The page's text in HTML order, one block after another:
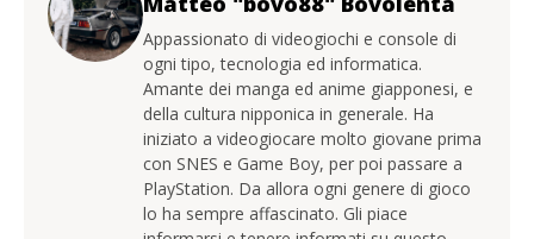
Appassionato di videogiochi e console di
ogni tipo, tecnologia ed informatica.
Amante dei manga ed anime giapponesi, e
della cultura nipponica in generale. Ha
iniziato a videogiocare molto giovane prima
con SNES e Game Boy, per poi passare a
PlayStation. Da allora ogni genere di gioco
lo ha sempre affascinato. Gli piace